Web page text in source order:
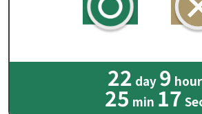
22 day 9 hour
25 min 15